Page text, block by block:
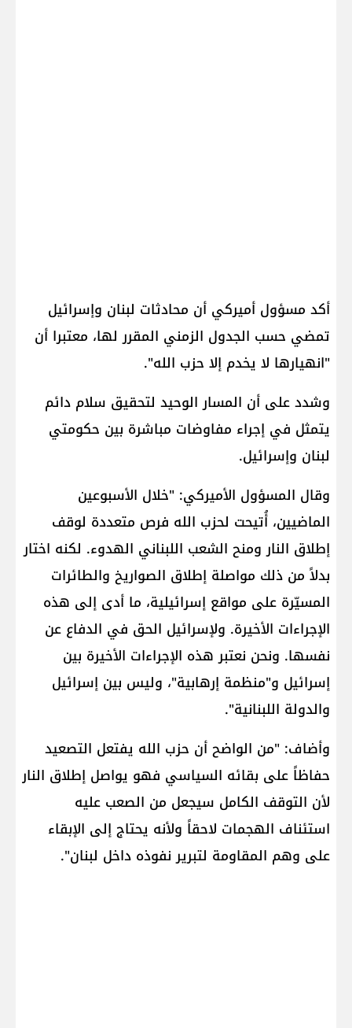
أكد مسؤول أميركي أن محادثات لبنان وإسرائيل
تمضي حسب الجدول الزمني المقرر لها، معتبرا أن
"انهيارها لا يخدم إلا حزب الله".
وشدد على أن المسار الوحيد لتحقيق سلام دائم
يتمثل في إجراء مفاوضات مباشرة بين حكومتي
لبنان وإسرائيل.
وقال المسؤول الأميركي: "خلال الأسبوعين
الماضيين، أُتيحت لحزب الله فرص متعددة لوقف
إطلاق النار ومنح الشعب اللبناني الهدوء. لكنه اختار
بدلاً من ذلك مواصلة إطلاق الصواريخ والطائرات
المسيّرة على مواقع إسرائيلية، ما أدى إلى هذه
الإجراءات الأخيرة. ولإسرائيل الحق في الدفاع عن
نفسها. ونحن نعتبر هذه الإجراءات الأخيرة بين
إسرائيل و"منظمة إرهابية"، وليس بين إسرائيل
والدولة اللبنانية".
وأضاف: "من الواضح أن حزب الله يفتعل التصعيد
حفاظاً على بقائه السياسي فهو يواصل إطلاق النار
لأن التوقف الكامل سيجعل من الصعب عليه
استئناف الهجمات لاحقاً ولأنه يحتاج إلى الإبقاء
على وهم المقاومة لتبرير نفوذه داخل لبنان".